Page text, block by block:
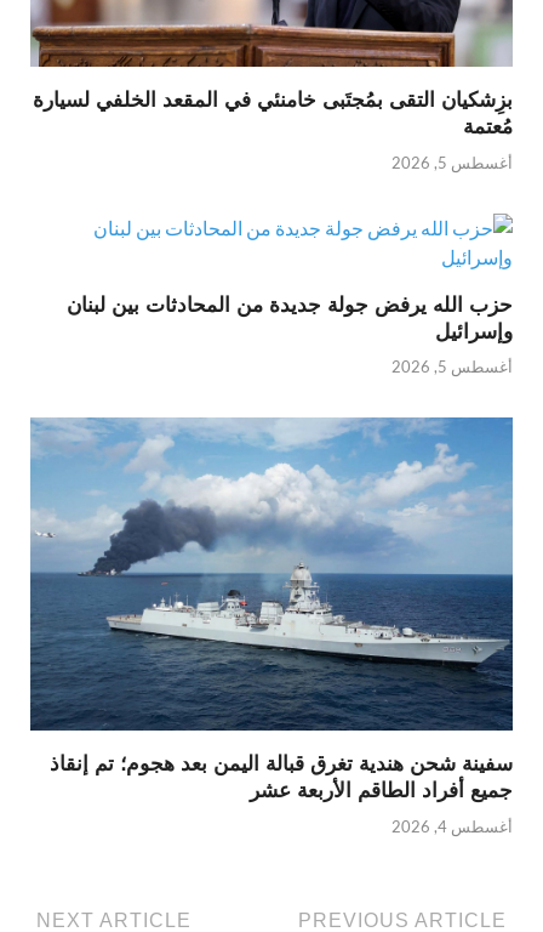
بزِشكيان التقى بمُجتَبى خامنئي في المقعد الخلفي لسيارة
مُعتمة
أغسطس 5, 2026
حزب الله يرفض جولة جديدة من المحادثات بين لبنان
وإسرائيل
أغسطس 5, 2026
سفينة شحن هندية تغرق قبالة اليمن بعد هجوم؛ تم إنقاذ
جميع أفراد الطاقم الأربعة عشر
أغسطس 4, 2026
PREVIOUS ARTICLE
NEXT ARTICLE